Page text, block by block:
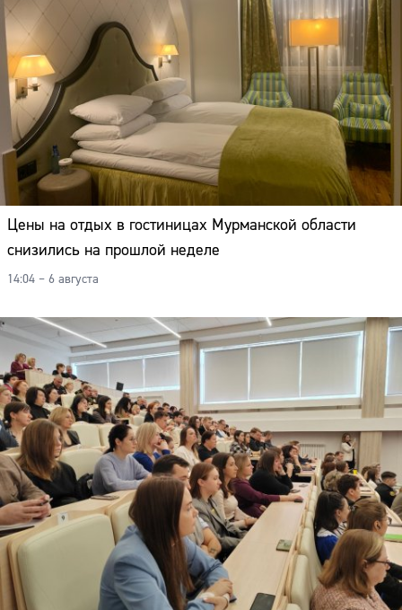
Цены на отдых в гостиницах Мурманской области
снизились на прошлой неделе
14:04 – 6 августа